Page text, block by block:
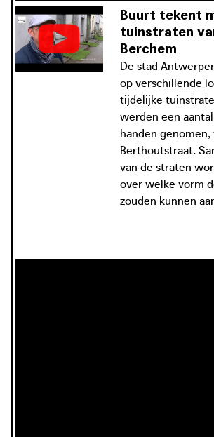
Buurt tekent
tuinstraten
Berchem
De stad
op verschillende
tijdelijke
werden een
handen
Berthoutstraat.
van de straten
over welke vorm
zouden kunnen